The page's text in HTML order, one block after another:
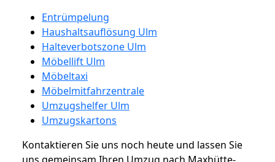
Entrümpelung
Haushaltsauflösung Ulm
Halteverbotszone Ulm
Möbellift Ulm
Möbeltaxi
Möbelmitfahrzentrale
Umzugshelfer Ulm
Umzugskartons
Kontaktieren Sie uns noch heute und lassen Sie
uns gemeinsam Ihren Umzug nach Maxhütte-